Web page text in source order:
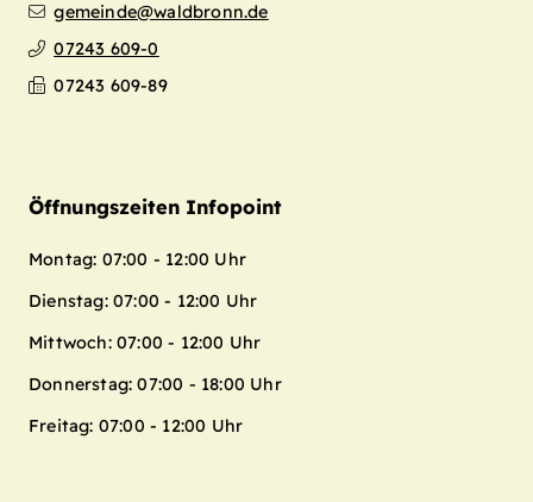
gemeinde@waldbronn.de
07243 609-0
07243 609-89
Öffnungszeiten Infopoint
Montag: 07:00 - 12:00 Uhr
Dienstag: 07:00 - 12:00 Uhr
Mittwoch: 07:00 - 12:00 Uhr
Donnerstag: 07:00 - 18:00 Uhr
Freitag: 07:00 - 12:00 Uhr